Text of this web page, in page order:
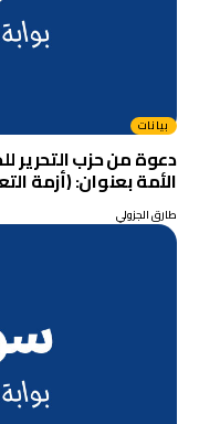
بيانات
دعوة من حزب التحرير
الأمة بعنوان: (أزمة
طارق الجزولي